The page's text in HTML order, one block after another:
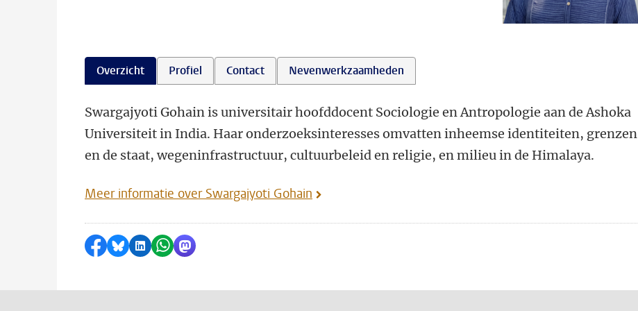
Overzicht Profiel Contact Nevenwerkzaamheden
Swargajyoti Gohain is universitair hoofddocent Sociologie en Antropologie aan de Ashoka
Universiteit in India. Haar onderzoeksinteresses omvatten inheemse identiteiten, grenzen
en de staat, wegeninfrastructuur, cultuurbeleid en religie, en milieu in de Himalaya.
Meer informatie over Swargajyoti Gohain
Delen op Facebook
Delen via Bluesky
Delen op LinkedIn
Delen via WhatsApp
Delen via Mastodon